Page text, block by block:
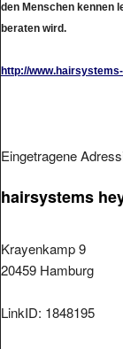
den Menschen kennen
beraten wird.
http://
Eingetragene
hairsystems
Krayenkamp 9
20459 Hamburg
LinkID: 1848195